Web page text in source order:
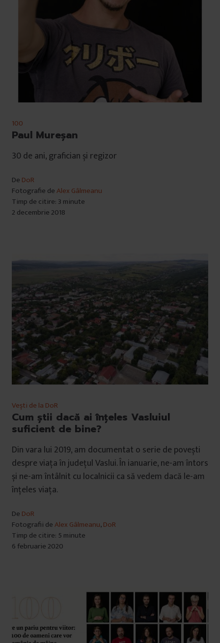
100
Paul Mureșan
30 de ani, grafician și regizor
De DoR
Fotografie deAlex Gâlmeanu
Timp de citire: 3 minute
2 decembrie 2018
Vești de la DoR
Cum știi dacă ai înțeles Vasluiul
suficient de bine?
Din vara lui 2019, am documentat o serie de povești
despre viața în județul Vaslui. În ianuarie, ne-am întors
și ne-am întâlnit cu localnicii ca să vedem dacă le-am
înțeles viața.
De DoR
Fotografii deAlex Gâlmeanu,DoR
Timp de citire: 5 minute
6 februarie 2020